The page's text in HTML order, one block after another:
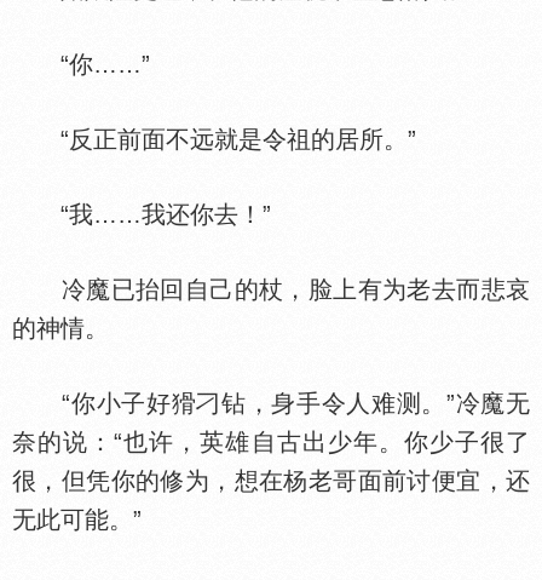
“你……”
“反正前面不远就是令祖的居所。”
“我……我还你去！”
冷魔已抬回自己的杖，脸上有为老去而悲哀
的神情。
“你小子好猾刁钻，身手令人难测。”冷魔无
奈的说：“也许，英雄自古出少年。你少子很了
很，但凭你的修为，想在杨老哥面前讨便宜，还
无此可能。”